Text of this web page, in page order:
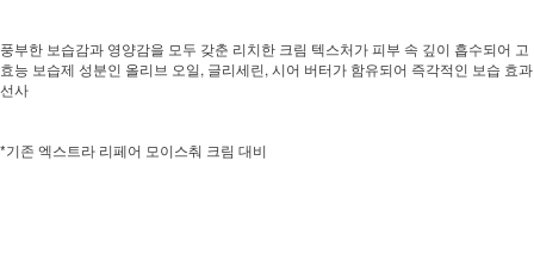
풍부한 보습감과 영양감을 모두 갖춘 리치한 크림 텍스처가 피부 속 깊이 흡수되어 고
효능 보습제 성분인 올리브 오일, 글리세린, 시어 버터가 함유되어 즉각적인 보습 효과
선사
*기존 엑스트라 리페어 모이스춰 크림 대비